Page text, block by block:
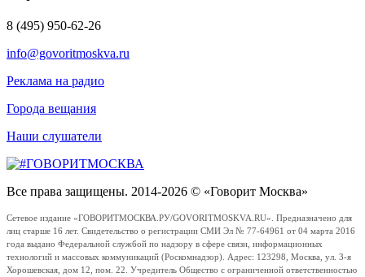
8 (495) 950-62-26
info@govoritmoskva.ru
Реклама на радио
Города вещания
Наши слушатели
Все права защищены. 2014-2026 © «Говорит Москва»
Сетевое издание «ГОВОРИТМОСКВА.РУ/GOVORITMOSKVA.RU». Предназначено для
лиц старше 16 лет. Свидетельство о регистрации СМИ Эл № 77-64961 от 04 марта 2016
года выдано Федеральной службой по надзору в сфере связи, информационных
технологий и массовых коммуникаций (Роскомнадзор). Адрес: 123298, Москва, ул. 3-я
Хорошевская, дом 12, пом. 22. Учредитель Общество с ограниченной ответственностью